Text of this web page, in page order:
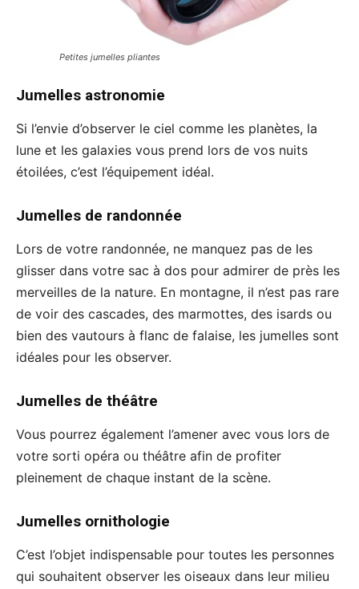
Petites jumelles pliantes
Jumelles astronomie
Si l’envie d’observer le ciel comme les planètes, la
lune et les galaxies vous prend lors de vos nuits
étoilées, c’est l’équipement idéal.
Jumelles de randonnée
Lors de votre randonnée, ne manquez pas de les
glisser dans votre sac à dos pour admirer de près les
merveilles de la nature. En montagne, il n’est pas rare
de voir des cascades, des marmottes, des isards ou
bien des vautours à flanc de falaise, les jumelles sont
idéales pour les observer.
Jumelles de théâtre
Vous pourrez également l’amener avec vous lors de
votre sorti opéra ou théâtre afin de profiter
pleinement de chaque instant de la scène.
Jumelles ornithologie
C’est l’objet indispensable pour toutes les personnes
qui souhaitent observer les oiseaux dans leur milieu